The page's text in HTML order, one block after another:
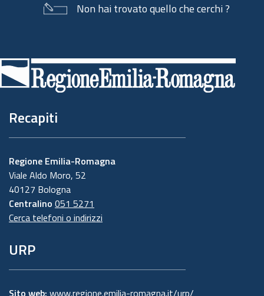
Non hai trovato quello che cerchi ?
di
pagina
Recapiti
Regione Emilia-Romagna
Viale Aldo Moro, 52
40127 Bologna
Centralino 051 5271
Cerca telefoni o indirizzi
URP
Sito web: www.regione.emilia-romagna.it/urp/